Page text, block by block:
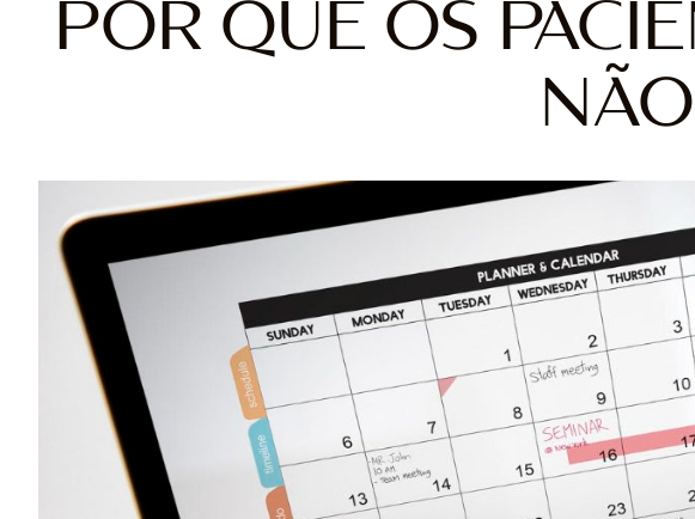
POR QUE OS